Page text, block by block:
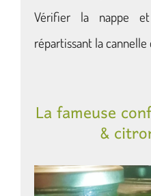
Vérifier la nappe
répartissant la cannelle
La fameuse
&